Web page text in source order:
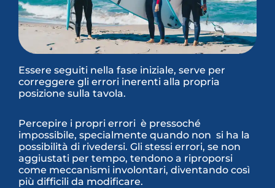
Essere seguiti nella fase iniziale, serve per
correggere gli errori inerenti alla propria
posizione sulla tavola.
Percepire i propri errori è pressoché
impossibile, specialmente quando non si ha la
possibilità di rivedersi. Gli stessi errori, se non
aggiustati per tempo, tendono a riproporsi
come meccanismi involontari, diventando così
più difficili da modificare.